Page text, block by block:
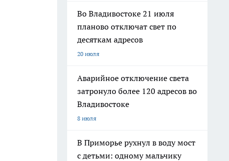
Во Владивостоке 21 июля
планово отключат свет по
десяткам адресов
20 июля
Аварийное отключение света
затронуло более 120 адресов во
Владивостоке
8 июля
В Приморье рухнул в воду мост
с детьми: одному мальчику